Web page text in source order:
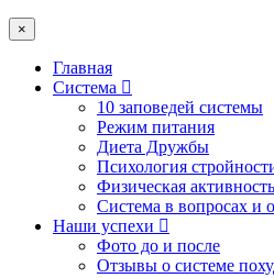
×
Главная
Система
10 заповедей системы
Режим питания
Диета Дружбы
Психология
Физическая активность
Система в вопросах и
Наши успехи
Фото до и после
Отзывы о системе